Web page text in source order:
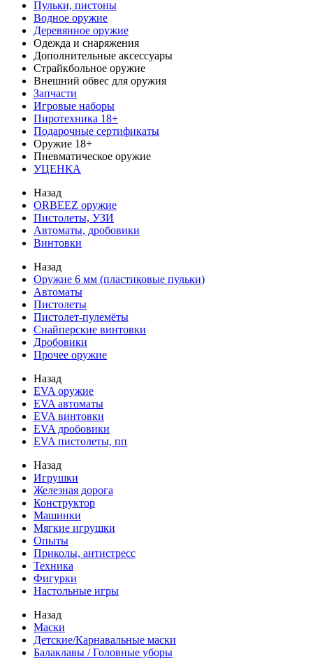
Пульки, пистоны
Водное оружие
Деревянное оружие
Одежда и снаряжения
Дополнительные аксессуары
Страйкбольное оружие
Внешний обвес для оружия
Запчасти
Игровые наборы
Пиротехника 18+
Подарочные сертификаты
Оружие 18+
Пневматическое оружие
УЦЕНКА
Назад
ORBEEZ оружие
Пистолеты, УЗИ
Автоматы, дробовики
Винтовки
Назад
Оружие 6 мм (пластиковые пульки)
Автоматы
Пистолеты
Пистолет-пулемёты
Снайперские винтовки
Дробовики
Прочее оружие
Назад
EVA оружие
EVA автоматы
EVA винтовки
EVA дробовики
EVA пистолеты, пп
Назад
Игрушки
Железная дорога
Конструктор
Машинки
Мягкие игрушки
Опыты
Приколы, антистресс
Техника
Фигурки
Настольные игры
Назад
Маски
Детские/Карнавальные маски
Балаклавы / Головные уборы